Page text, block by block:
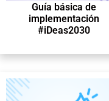
Guía básica de
implementación
#iDeas2030